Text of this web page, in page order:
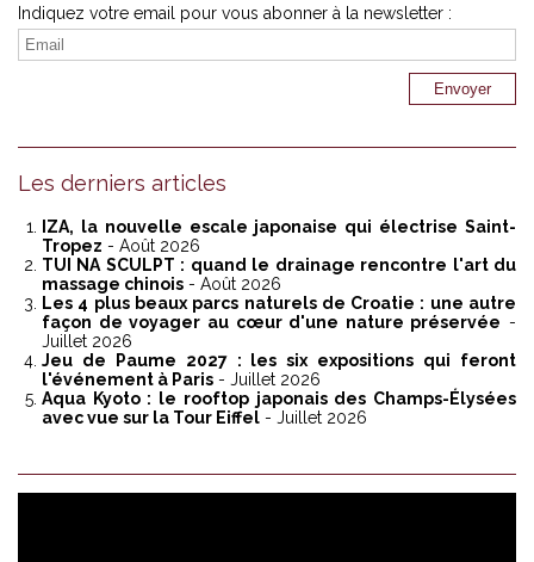
Indiquez votre email pour vous abonner à la newsletter :
Les derniers articles
IZA, la nouvelle escale japonaise qui électrise Saint-
Tropez - Août 2026
TUI NA SCULPT : quand le drainage rencontre l'art du
massage chinois - Août 2026
Les 4 plus beaux parcs naturels de Croatie : une autre
façon de voyager au cœur d'une nature préservée -
Juillet 2026
Jeu de Paume 2027 : les six expositions qui feront
l'événement à Paris - Juillet 2026
Aqua Kyoto : le rooftop japonais des Champs-Élysées
avec vue sur la Tour Eiffel - Juillet 2026